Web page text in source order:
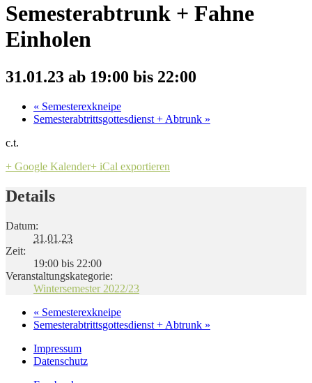
Semesterabtrunk + Fahne
Einholen
31.01.23 ab 19:00 bis 22:00
« Semesterexkneipe
Semesterabtrittsgottesdienst + Abtrunk »
c.t.
+ Google Kalender+ iCal exportieren
Details
Datum:
31.01.23
Zeit:
19:00 bis 22:00
Veranstaltungskategorie:
Wintersemester 2022/23
« Semesterexkneipe
Semesterabtrittsgottesdienst + Abtrunk »
Impressum
Datenschutz